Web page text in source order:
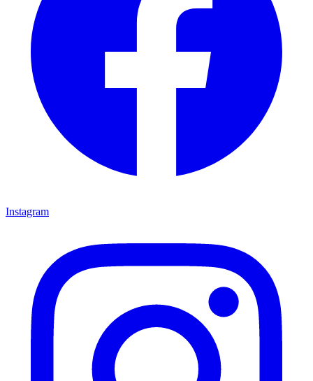
Instagram